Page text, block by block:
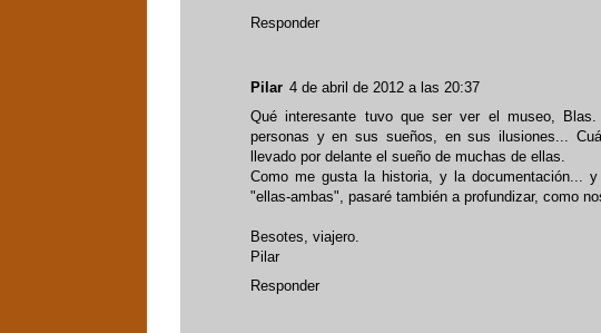
Responder
Pilar 4 de abril de 2012 a las 20:37
Qué interesante tuvo que ser ver el museo,
personas y en sus sueños, en sus ilusiones...
llevado por delante el sueño de muchas de ellas.
Como me gusta la historia, y la documentación...
"ellas-ambas", pasaré también a profundizar, como
Besotes, viajero.
Pilar
Responder